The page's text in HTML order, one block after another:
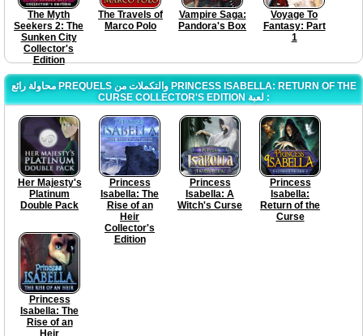
The Myth
Seekers 2: The
Sunken City
Collector's
Edition
The Travels of
Marco Polo
Vampire Saga:
Pandora's Box
Voyage To
Fantasy: Part
1
محاولة رائع PREQUELS والتكملات من PRINCESS ISABELLA: RETURN OF THE
CURSE COLLECTOR'S EDITION لعبة :
Her Majesty's
Platinum
Double Pack
Princess
Isabella: The
Rise of an
Heir
Collector's
Edition
Princess
Isabella: A
Witch's Curse
Princess
Isabella:
Return of the
Curse
Princess
Isabella: The
Rise of an
Heir